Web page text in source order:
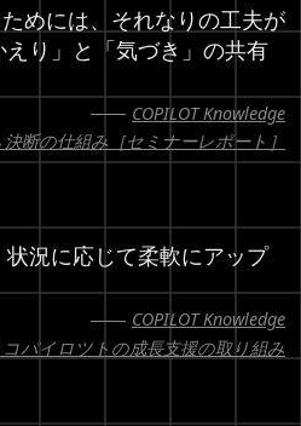
めには、それなりの工夫が
えり」と「気づき」の共有
COPILOT Knowledge
断の仕組み［セミナーレポート］
況に応じて柔軟にアップ
COPILOT Knowledge
パイロツトの成長支援の取り組み